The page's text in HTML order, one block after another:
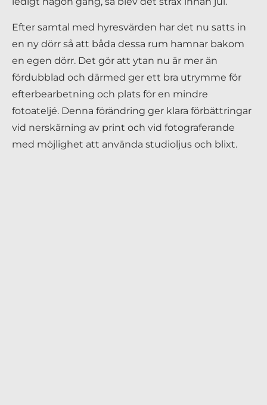
Efter samtal med hyresvärden har det nu satts in
en ny dörr så att båda dessa rum hamnar bakom
en egen dörr. Det gör att ytan nu är mer än
fördubblad och därmed ger ett bra utrymme för
efterbearbetning och plats för en mindre
fotoateljé. Denna förändring ger klara förbättringar
vid nerskärning av print och vid fotograferande
med möjlighet att använda studioljus och blixt.